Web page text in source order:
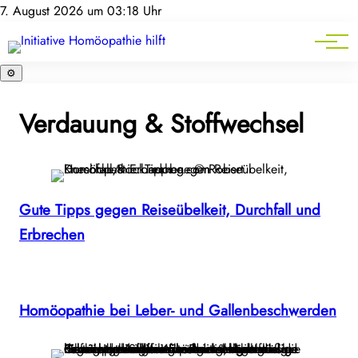
7. August 2026 um 03:18 Uhr
Mitgliederbereich
Homöopathie-News
Service
⚙️
Verdauung & Stoffwechsel
Gute Tipps gegen Reiseübelkeit, Durchfall und
Erbrechen
Homöopathie bei Leber- und Gallenbeschwerden